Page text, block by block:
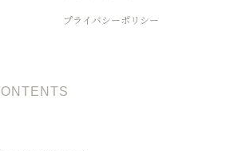
プライバシーポリシー